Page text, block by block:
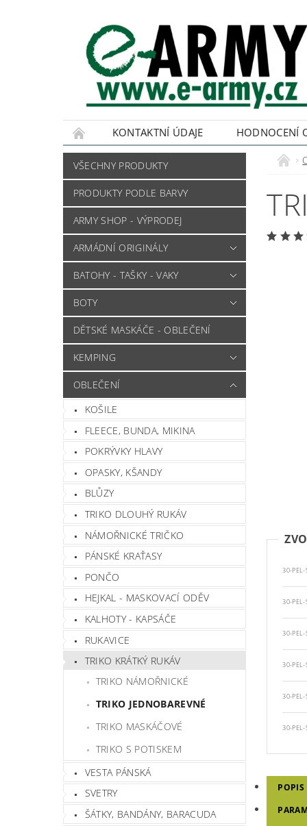
KONTAKTNÍ ÚDAJE HODNOCENÍ
VŠECHNY PRODUKTY
PRODUKTY PODLE BARVY
ARMY SHOP - VÝPRODEJ
ARMÁDNÍ ORIGINÁLY
BATOHY - TAŠKY - VAKY
BOTY
DĚTSKÉ MASKÁČE - OBLEČENÍ
KEMPING
OBLEČENÍ
KOŠILE
FLEECE, BUNDA, MIKINA
POKRÝVKY HLAVY
OPASKY, KŠANDY
BLŮZY
TRIKO DLOUHÝ RUKÁV
NÁMOŘNICKÉ TRIČKO
PÁNSKÉ KRAŤASY
PONČO
HEJKAL - MASKOVACÍ ODĚV
KALHOTY - KAPSÁČE
RUKAVICE
TRIKO KRÁTKÝ RUKÁV
TRIKO NÁMOŘNICKÉ
TRIKO JEDNOBAREVNÉ
TRIKO MASKÁČOVÉ
TRIKO S POTISKEM
VESTA PÁNSKÁ
SVETRY
ŠÁTKY, BANDÁNY, BARACUDA
30-PEL-
30-PEL-
30-PEL-
30-PEL-
30-PEL-
30-PEL-
POPIS